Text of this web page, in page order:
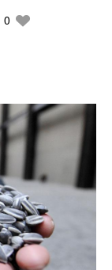
0